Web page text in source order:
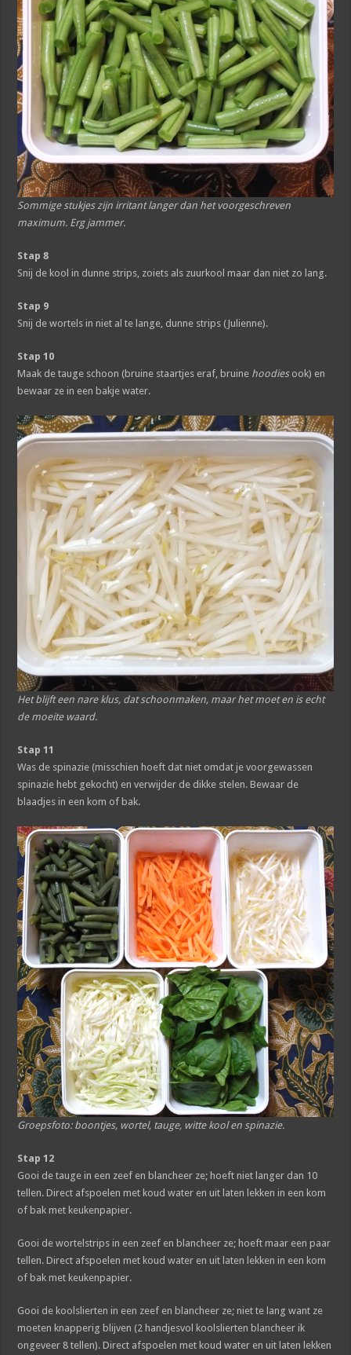
Sommige stukjes zijn irritant langer dan het voorgeschreven
maximum. Erg jammer.
Stap 8
Snij de kool in dunne strips, zoiets als zuurkool maar dan niet zo lang.
Stap 9
Snij de wortels in niet al te lange, dunne strips (Julienne).
Stap 10
Maak de tauge schoon (bruine staartjes eraf, bruine hoodiesook) en
bewaar ze in een bakje water.
Het blijft een nare klus, dat schoonmaken, maar het moet en is echt
de moeite waard.
Stap 11
Was de spinazie (misschien hoeft dat niet omdat je voorgewassen
spinazie hebt gekocht) en verwijder de dikke stelen. Bewaar de
blaadjes in een kom of bak.
Groepsfoto: boontjes, wortel, tauge, witte kool en spinazie.
Stap 12
Gooi de tauge in een zeef en blancheer ze; hoeft niet langer dan 10
tellen. Direct afspoelen met koud water en uit laten lekken in een kom
of bak met keukenpapier.
Gooi de wortelstrips in een zeef en blancheer ze; hoeft maar een paar
tellen. Direct afspoelen met koud water en uit laten lekken in een kom
of bak met keukenpapier.
Gooi de koolslierten in een zeef en blancheer ze; niet te lang want ze
moeten knapperig blijven (2 handjesvol koolslierten blancheer ik
ongeveer 8 tellen). Direct afspoelen met koud water en uit laten lekken